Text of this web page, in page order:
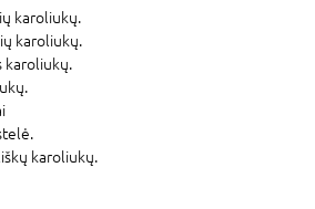
karoliukų.
karoliukų.
karoliukų.
karoliukų.